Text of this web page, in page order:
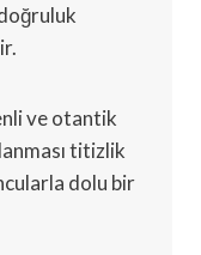
ve otantik
titizlik
dolu bir